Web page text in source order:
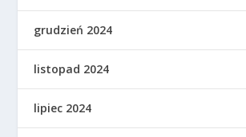
grudzień 2024
listopad 2024
lipiec 2024